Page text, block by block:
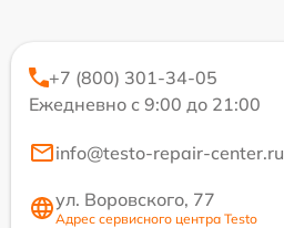
+7 (800) 301-34-05
Ежедневно с 9:00 до 21:00
info@testo-repair-center.ru
ул. Воровского, 77
Адрес сервисного центра Testo